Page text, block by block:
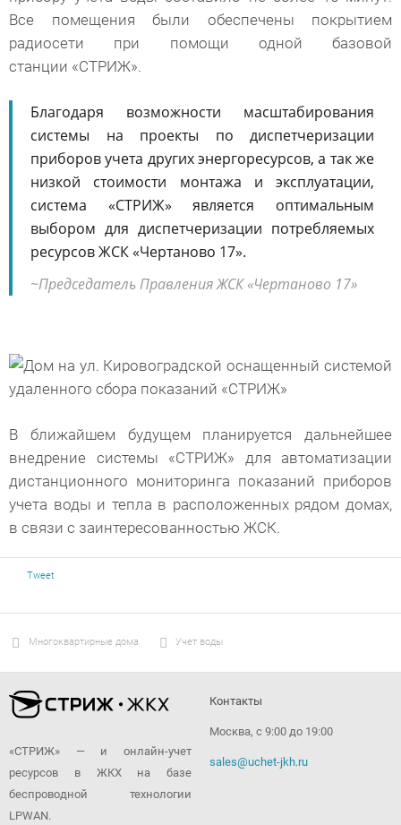
Все помещения были обеспечены покрытием
радиосети при помощи одной базовой
станции «СТРИЖ».
Благодаря возможности масштабирования
системы на проекты по диспетчеризации
приборов учета других энергоресурсов, а так же
низкой стоимости монтажа и эксплуатации,
система «СТРИЖ» является оптимальным
выбором для диспетчеризации потребляемых
ресурсов ЖСК «Чертаново 17».
Председатель Правления ЖСК «Чертаново 17»
В ближайшем будущем планируется дальнейшее
внедрение системы «СТРИЖ» для автоматизации
дистанционного мониторинга показаний приборов
учета воды и тепла в расположенных рядом домах,
в связи с заинтересованностью ЖСК.
Tweet
Многоквартирные дома Учет воды
«СТРИЖ» — и онлайн-учет
ресурсов в ЖКХ на базе
беспроводной технологии
LPWAN.
Контакты
Москва, с 9:00 до 19:00
sales@uchet-jkh.ru